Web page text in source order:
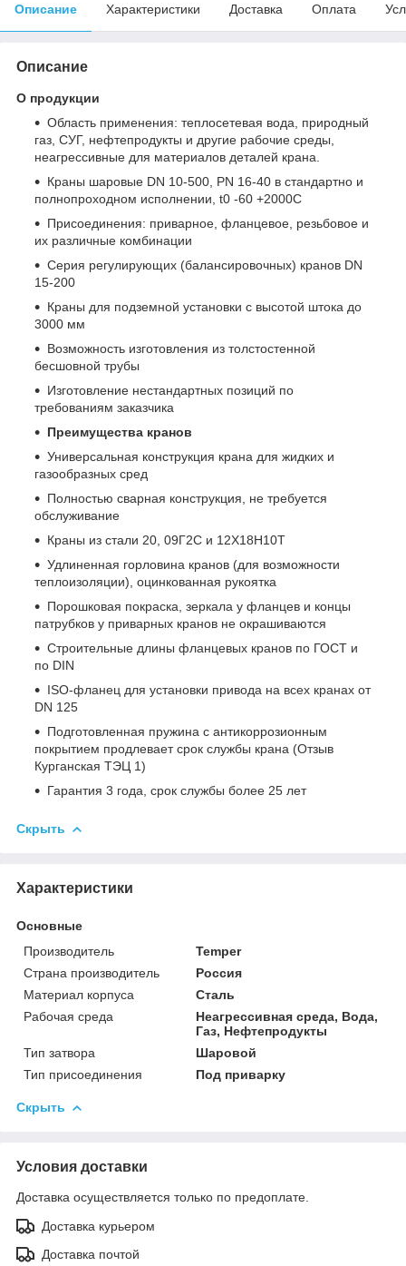
Описание Характеристики Доставка Оплата
Описание
О продукции
Область применения: теплосетевая вода, природный
газ, СУГ, нефтепродукты и другие рабочие среды,
неагрессивные для материалов деталей крана.
Краны шаровые DN 10-500, PN 16-40 в стандартно и
полнопроходном исполнении, t0 -60 +2000С
Присоединения: приварное, фланцевое, резьбовое и
их различные комбинации
Серия регулирующих (балансировочных) кранов DN
15-200
Краны для подземной установки с высотой штока до
3000 мм
Возможность изготовления из толстостенной
бесшовной трубы
Изготовление нестандартных позиций по
требованиям заказчика
Преимущества кранов
Универсальная конструкция крана для жидких и
газообразных сред
Полностью сварная конструкция, не требуется
обслуживание
Краны из стали 20, 09Г2С и 12Х18Н10Т
Удлиненная горловина кранов (для возможности
теплоизоляции), оцинкованная рукоятка
Порошковая покраска, зеркала у фланцев и концы
патрубков у приварных кранов не окрашиваются
Строительные длины фланцевых кранов по ГОСТ и
по DIN
ISO-фланец для установки привода на всех кранах от
DN 125
Подготовленная пружина с антикоррозионным
покрытием продлевает срок службы крана (Отзыв
Курганская ТЭЦ 1)
Гарантия 3 года, срок службы более 25 лет
Скрыть
Характеристики
Основные
Производитель
Temper
Страна производитель
Россия
Материал корпуса
Сталь
Рабочая среда
Неагрессивная среда, Вода,
Газ, Нефтепродукты
Тип затвора
Шаровой
Тип присоединения
Под приварку
Скрыть
Условия доставки
Доставка осуществляется только по предоплате.
Доставка курьером
Доставка почтой